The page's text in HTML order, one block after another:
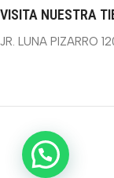
VISITA NUESTRA
JR. LUNA PIZARRO